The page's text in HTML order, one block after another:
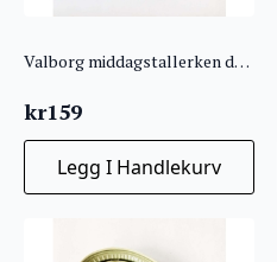
Valborg middagstallerken d27 cm grønn
kr159
Legg I Handlekurv